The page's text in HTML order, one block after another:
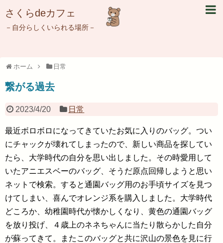
さくらdeカフェ
－自分らしくいられる場所－
ホーム 日常
繋がる過去
2023/4/20 日常
最近ボロボロになってきていたお気に入りのバッグ。つい
にチャックが壊れてしまったので、新しい商品を探してい
たら、大学時代の自分を思い出しました。その時愛用して
いたアニエスベーのバッグ、そうだ原点回帰しようと思い
ネットで検索。すると通園バッグ用のお手頃サイズを見つ
けてしまい、喜んでオレンジ系を購入しました。大学時代
どころか、幼稚園時代が懐かしくなり、黄色の通園バッグ
を放り投げ、４歳上のネネちゃんに当たり散らかした自分
が蘇ってきて。またこのバッグと共に沢山の景色を見に行